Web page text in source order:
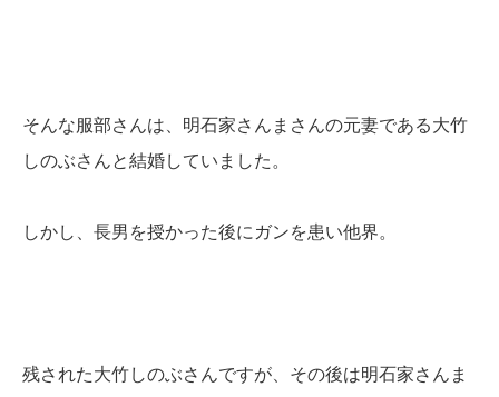
そんな服部さんは、明石家さんまさんの元妻である大竹
しのぶさんと結婚していました。
しかし、長男を授かった後にガンを患い他界。
残された大竹しのぶさんですが、その後は明石家さんま